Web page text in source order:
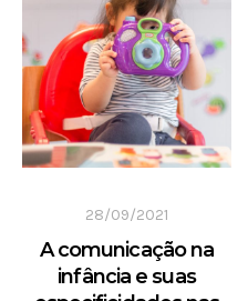
28/09/2021
A comunicação na
infância e suas